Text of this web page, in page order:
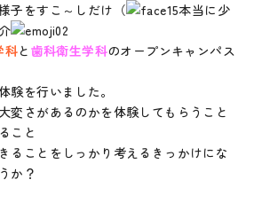
子をすこ～しだけ（
本当に少
科と 歯科衛生学科のオープンキャンパス
験を行いました。
変さがあるのかを体験してもらうこと
こと
ることをしっかり考えるきっかけにな
か？